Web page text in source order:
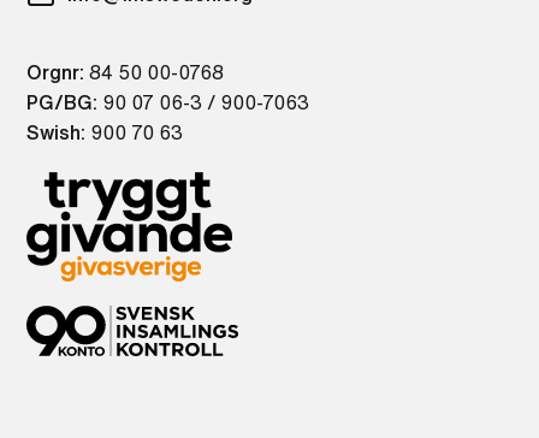
Orgnr: 84 50 00-0768
PG/BG: 90 07 06-3 / 900-7063
Swish: 900 70 63